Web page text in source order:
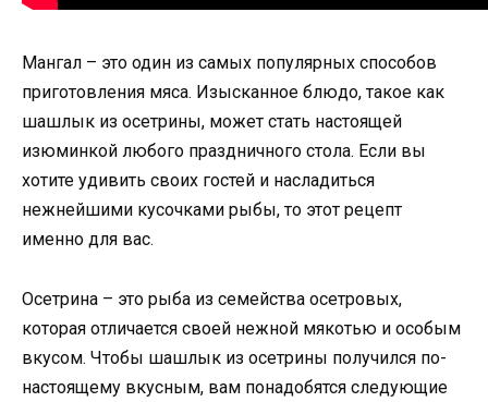
Мангал – это один из самых популярных способов
приготовления мяса. Изысканное блюдо, такое как
шашлык из осетрины, может стать настоящей
изюминкой любого праздничного стола. Если вы
хотите удивить своих гостей и насладиться
нежнейшими кусочками рыбы, то этот рецепт
именно для вас.
Осетрина – это рыба из семейства осетровых,
которая отличается своей нежной мякотью и особым
вкусом. Чтобы шашлык из осетрины получился по-
настоящему вкусным, вам понадобятся следующие